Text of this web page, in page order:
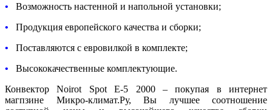
•
Возможность настенной и напольной установки;
•
Продукция европейского качества и сборки;
•
Поставляются с евровилкой в комплекте;
•
Высококачественные комплектующие.
Конвектор Noirot Spot E-5 2000 – покупая в интернет
магпзине Микро-климат.Ру, Вы лучшее соотношение